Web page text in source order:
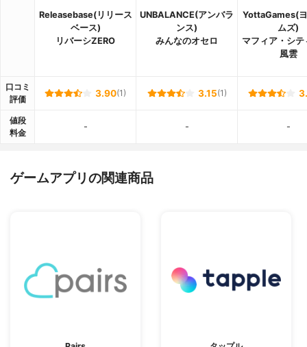
Releasebase(リリース
ベース)
リバーシZERO
UNBALANCE(アンバラ
ンス)
みんなのオセロ
YottaGames(
ムズ)
マフィア・シ
風雲
口コミ
評価
3.90(1) 3.15(1)
値段
料金
- - -
ゲームアプリの関連商品